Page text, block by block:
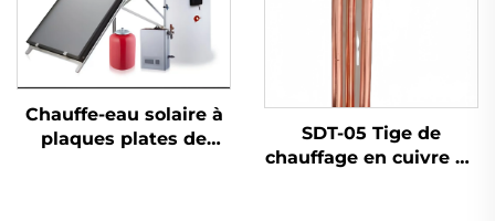
Chauffe-eau solaire à
plaques plates de
SDT-05 Tige de
chauffage en cuivre de